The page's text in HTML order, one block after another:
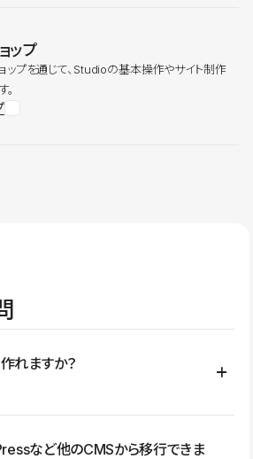
ップ
ップを通じて、Studioの基本操作やサイト制作
れますか？
ービスサイト、LP、採用サイト、ブロ
など他のCMSから移行できま